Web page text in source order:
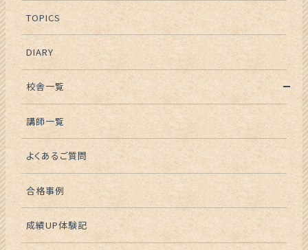
TOPICS
DIARY
校舎一覧
講師一覧
よくあるご質問
合格事例
成績UP体験記